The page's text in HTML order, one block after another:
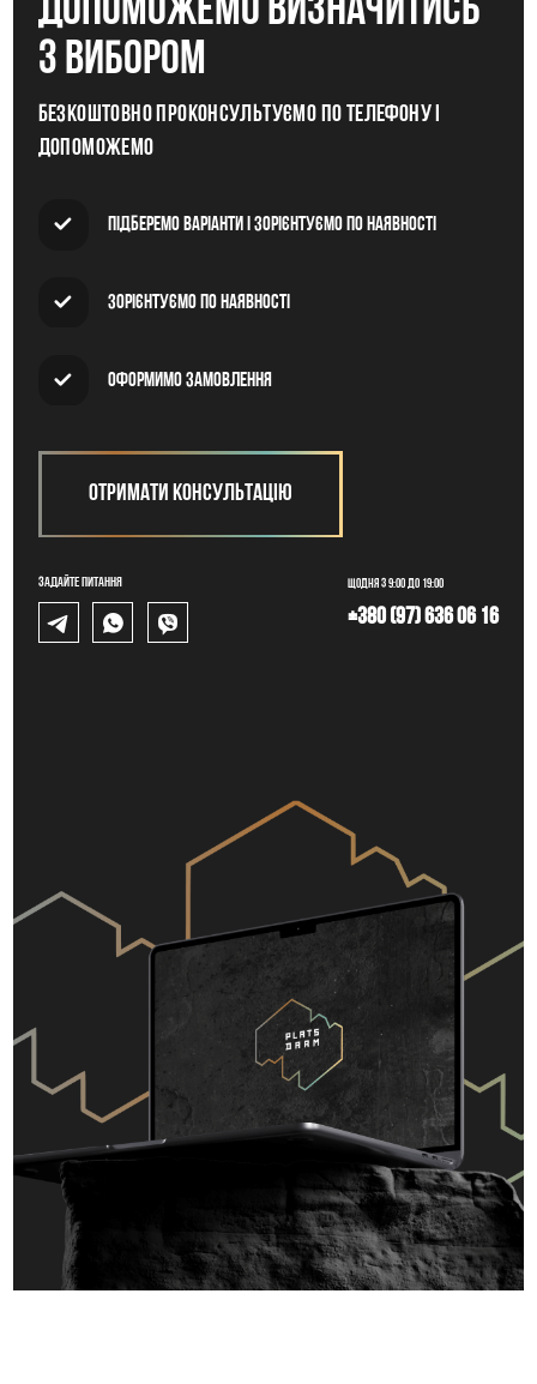
допоможемо визначитись
з вибором
Безкоштовно проконсультуємо по телефону і
допоможемо
Підберемо варіанти і зорієнтуємо по наявності
Зорієнтуємо по наявності
Оформимо замовлення
Отримати консультацію
Задайте питання Щодня з 9:00 до 19:00
+380 (97) 636 06 16